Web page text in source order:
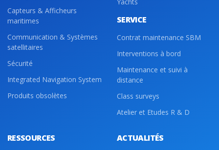
Capteurs & Afficheurs
maritimes
Communication & Systèmes
satellitaires
Sécurité
Integrated Navigation System
Produits obsolètes
SERVICE
Contrat maintenance SBM
Interventions à bord
Maintenance et suivi à
distance
Class surveys
Atelier et Etudes R & D
RESSOURCES ACTUALITÉS